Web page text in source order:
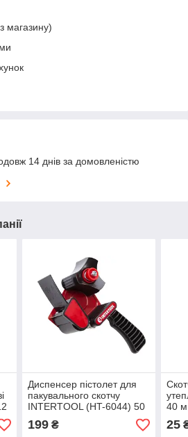
магазину)
14 днів за домовленістю
Диспенсер пістолет для
пакувального скотчу
INTERTOOL (HT-6044) 50
мм
199₴
40 м
25